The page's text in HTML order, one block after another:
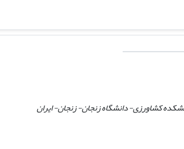
کشاورزی- دانشگاه زنجان- زنجان- ایران